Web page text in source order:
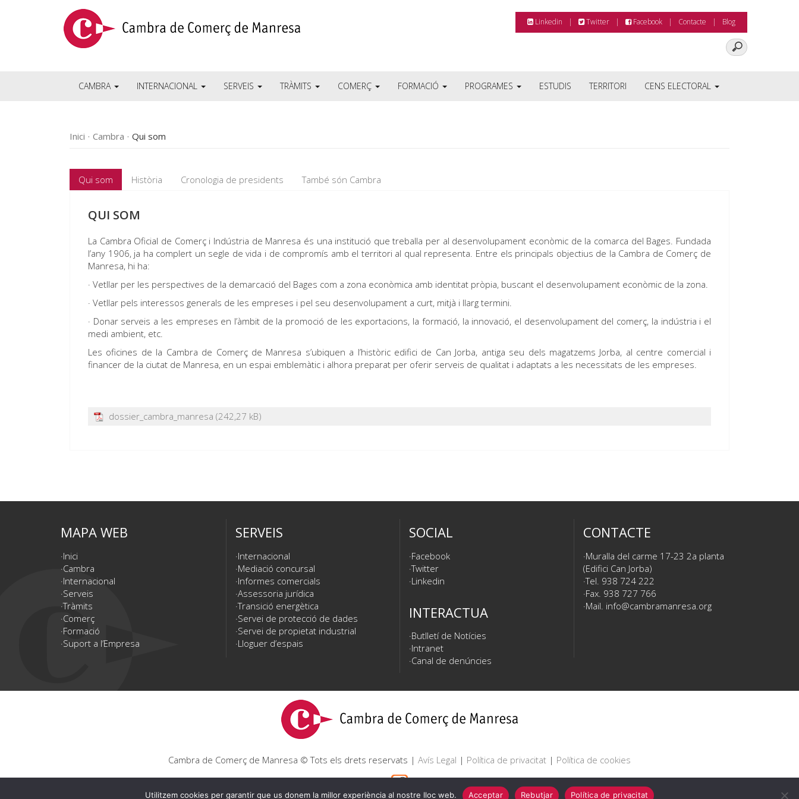
Linkedin Twitter Facebook Contacte Blog
CAMBRA INTERNACIONAL SERVEIS TRÀMITS COMERÇ FORMACIÓ PROGRAMES ESTUDIS TERRITORI CENS ELECTORAL
Inici Cambra Qui som
Qui som Història Cronologia de presidents També són Cambra
QUI SOM
La Cambra Oficial de Comerç i Indústria de Manresa és una institució que treballa per al desenvolupament econòmic de la comarca del Bages. Fundada
l’any 1906, ja ha complert un segle de vida i de compromís amb el territori al qual representa. Entre els principals objectius de la Cambra de Comerç de
Manresa, hi ha:
· Vetllar per les perspectives de la demarcació del Bages com a zona econòmica amb identitat pròpia, buscant el desenvolupament econòmic de la zona.
· Vetllar pels interessos generals de les empreses i pel seu desenvolupament a curt, mitjà i llarg termini.
· Donar serveis a les empreses en l’àmbit de la promoció de les exportacions, la formació, la innovació, el desenvolupament del comerç, la indústria i el
medi ambient, etc.
Les oficines de la Cambra de Comerç de Manresa s’ubiquen a l’històric edifici de Can Jorba, antiga seu dels magatzems Jorba, al centre comercial i
financer de la ciutat de Manresa, en un espai emblemàtic i alhora preparat per oferir serveis de qualitat i adaptats a les necessitats de les empreses.
dossier_cambra_manresa
MAPA WEB
Inici
Cambra
Internacional
Serveis
Tràmits
Comerç
Formació
Suport a l’Empresa
SERVEIS
Internacional
Mediació concursal
Informes comercials
Assessoria jurídica
Transició energètica
Servei de protecció de dades
Servei de propietat industrial
Lloguer d’espais
SOCIAL
Facebook
Twitter
Linkedin
INTERACTUA
Butlletí de Notícies
Intranet
Canal de denúncies
CONTACTE
Muralla del carme 17-23 2a planta
(Edifici Can Jorba)
Tel. 938 724 222
Fax. 938 727 766
Mail. info@cambramanresa.org
Cambra de Comerç de Manresa © Tots els drets reservats | Avís Legal | Política de privacitat | Política de cookies
Utilitzem cookies per garantir que us donem la millor experiència al nostre lloc web. Acceptar Rebutjar Política de privacitat